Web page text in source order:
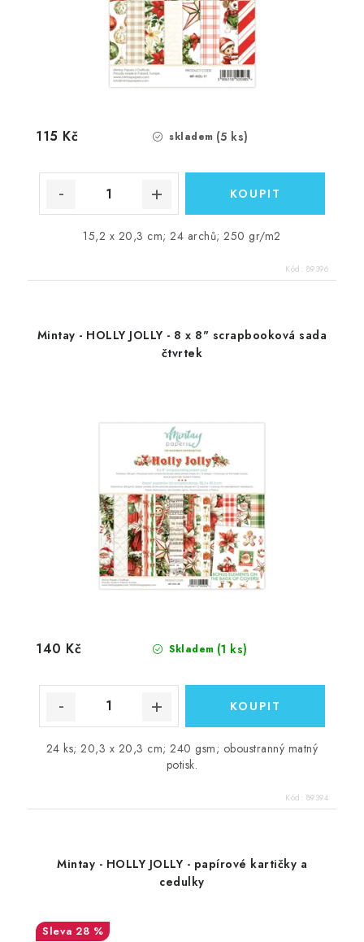
skladem (5 ks)
115 Kč
15,2 x 20,3 cm; 24 archů; 250 gr/m2
Kód: 89396
Mintay - HOLLY JOLLY - 8 x 8" scrapbooková sada
čtvrtek
Skladem (1 ks)
140 Kč
24 ks; 20,3 x 20,3 cm; 240 gsm; oboustranný matný
potisk.
Kód: 89394
Mintay - HOLLY JOLLY - papírové kartičky a
cedulky
28 %